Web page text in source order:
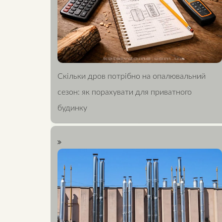
Скільки дров потрібно на опалювальний
сезон: як порахувати для приватного
будинку